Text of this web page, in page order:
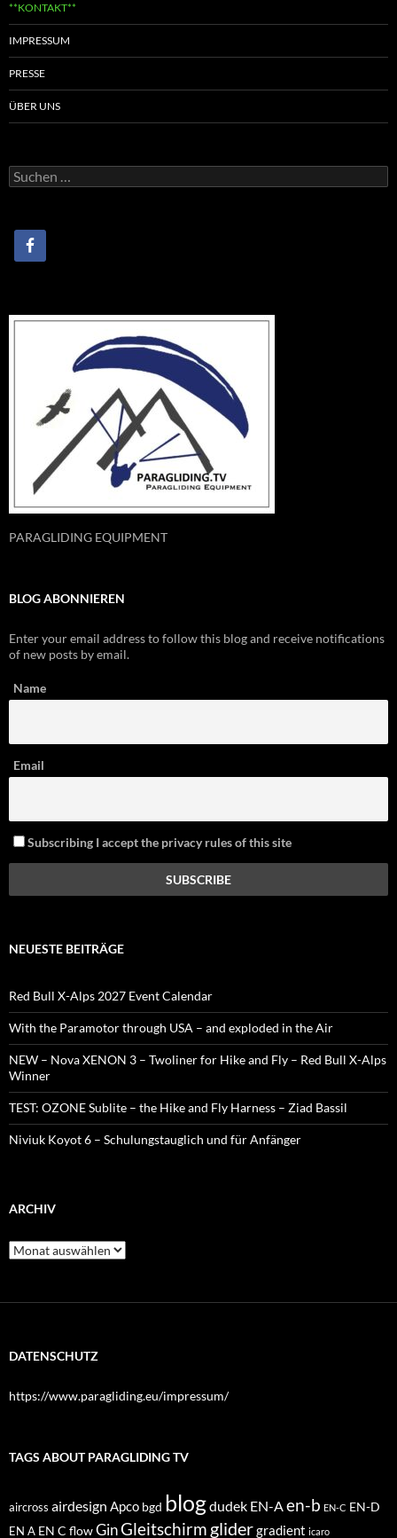
**KONTAKT**
IMPRESSUM
PRESSE
ÜBER UNS
Suchen
nach:
PARAGLIDING EQUIPMENT
BLOG ABONNIEREN
Enter your email address to follow this blog and receive notifications
of new posts by email.
Name
Email
Subscribing I accept the privacy rules of this site
NEUESTE BEITRÄGE
Red Bull X-Alps 2027 Event Calendar
With the Paramotor through USA – and exploded in the Air
NEW – Nova XENON 3 – Twoliner for Hike and Fly – Red Bull X-Alps
Winner
TEST: OZONE Sublite – the Hike and Fly Harness – Ziad Bassil
Niviuk Koyot 6 – Schulungstauglich und für Anfänger
ARCHIV
Archiv
DATENSCHUTZ
https://www.paragliding.eu/impressum/
TAGS ABOUT PARAGLIDING TV
aircross airdesign Apco bgd blogdudek EN-Aen-b EN-C EN-D
EN A EN C flowGinGleitschirm glidergradient icaro